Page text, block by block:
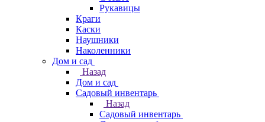
Рукавицы
Краги
Каски
Наушники
Наколенники
Дом и сад
Назад
Дом и сад
Садовый инвентарь
Назад
Садовый инвентарь